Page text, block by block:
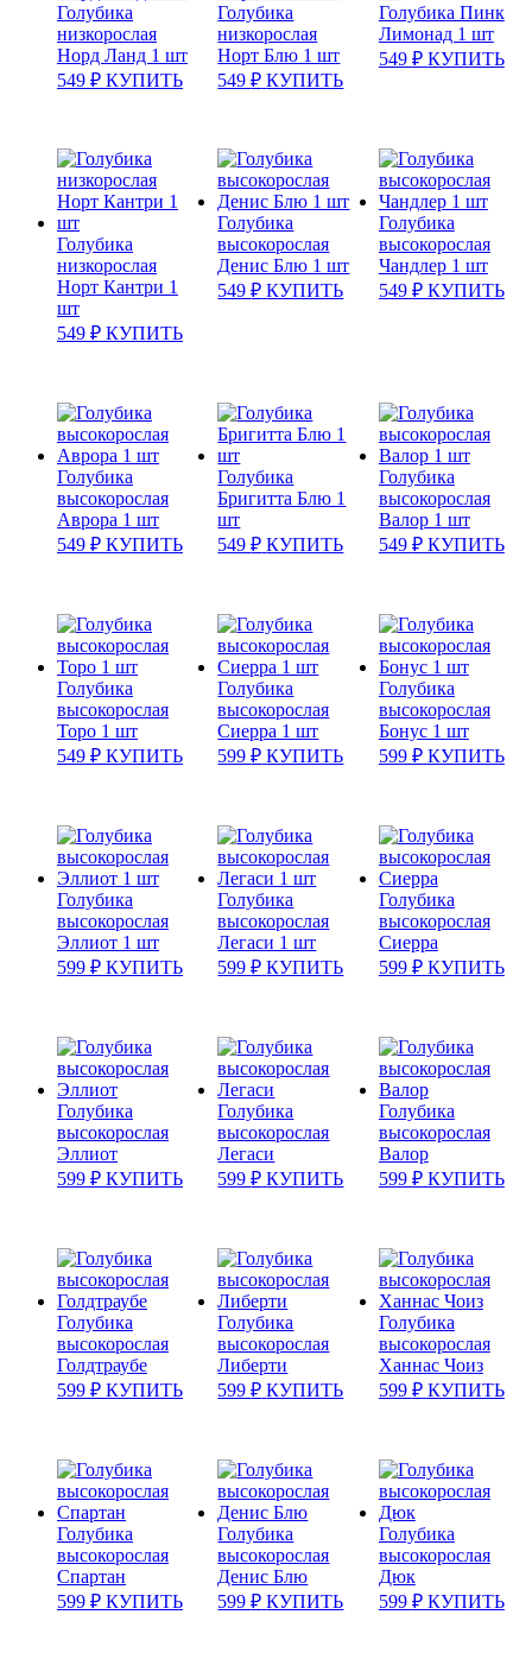
Голубика
низкорослая
Норд Ланд 1 шт
549 ₽ КУПИТЬ
Голубика
низкорослая
Норт Блю 1 шт
549₽ КУПИТЬ
Голубика Пинк
Лимонад 1 шт
549 ₽ КУПИТЬ
Голубика
низкорослая
Норт Кантри 1
шт
549 ₽ КУПИТЬ
Голубика
высокорослая
Денис Блю 1 шт
549₽ КУПИТЬ
Голубика
высокорослая
Чандлер 1 шт
549 ₽ КУПИТЬ
Голубика
высокорослая
Аврора 1 шт
549 ₽ КУПИТЬ
Голубика
Бригитта Блю 1
шт
549₽ КУПИТЬ
Голубика
высокорослая
Валор 1 шт
549 ₽ КУПИТЬ
Голубика
высокорослая
Торо 1 шт
549 ₽ КУПИТЬ
Голубика
высокорослая
Сиерра 1 шт
599₽ КУПИТЬ
Голубика
высокорослая
Бонус 1 шт
599 ₽ КУПИТЬ
Голубика
высокорослая
Эллиот 1 шт
599 ₽ КУПИТЬ
Голубика
высокорослая
Легаси 1 шт
599₽ КУПИТЬ
Голубика
высокорослая
Сиерра
599 ₽ КУПИТЬ
Голубика
высокорослая
Эллиот
599 ₽ КУПИТЬ
Голубика
высокорослая
Легаси
599₽ КУПИТЬ
Голубика
высокорослая
Валор
599 ₽ КУПИТЬ
Голубика
высокорослая
Голдтраубе
599 ₽ КУПИТЬ
Голубика
высокорослая
Либерти
599₽ КУПИТЬ
Голубика
высокорослая
Ханнас Чоиз
599 ₽ КУПИТЬ
Голубика
высокорослая
Спартан
599 ₽ КУПИТЬ
Голубика
высокорослая
Денис Блю
599₽ КУПИТЬ
Голубика
высокорослая
Дюк
599 ₽ КУПИТЬ